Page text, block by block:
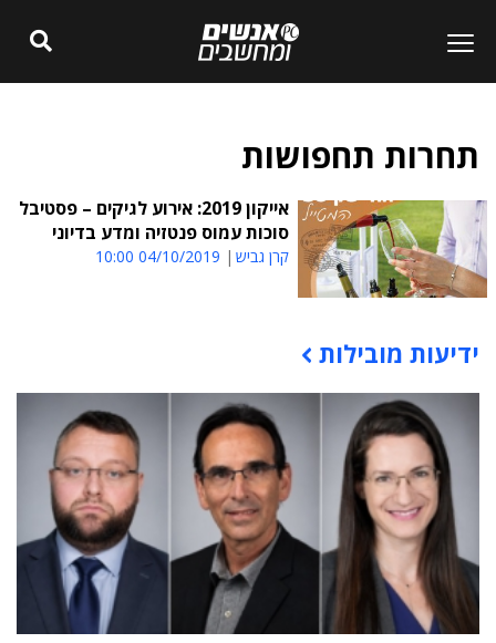
תחרות תחפושות
אייקון 2019: אירוע לגיקים – פסטיבל
סוכות עמוס פנטזיה ומדע בדיוני
קרן גביש 04/10/2019 10:00
תוכן פרסומי
ידיעות מובילות